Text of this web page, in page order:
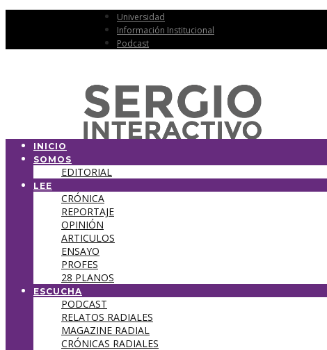
Universidad
Información Institucional
Podcast
INICIO
SOMOS
EDITORIAL
LEE
CRÓNICA
REPORTAJE
OPINIÓN
ARTICULOS
ENSAYO
PROFES
28 PLANOS
ESCUCHA
PODCAST
RELATOS RADIALES
MAGAZINE RADIAL
CRÓNICAS RADIALES